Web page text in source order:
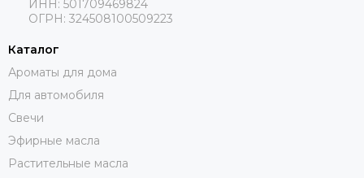
ИНН: 501709469824
ОГРН: 324508100509223
Каталог
Ароматы для дома
Для автомобиля
Свечи
Эфирные масла
Растительные масла